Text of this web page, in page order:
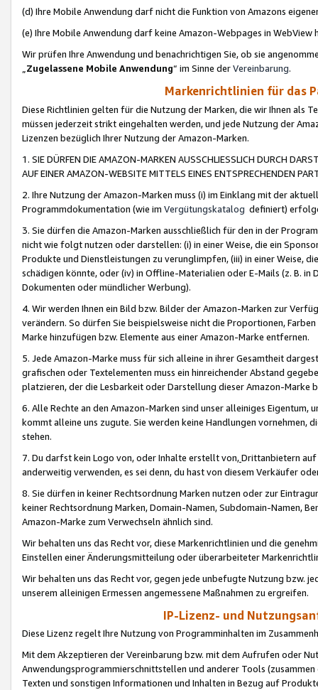
(d) Ihre Mobile Anwendung darf nicht die Funktion von Amazons
(e) Ihre Mobile Anwendung darf keine Amazon-Webpages in WebView
Wir prüfen Ihre Anwendung und benachrichtigen Sie, ob sie
„Zugelassene Mobile Anwendung“ im Sinne derVereinbarung.
Markenrichtlinien für das
Diese Richtlinien gelten für die Nutzung der Marken, die wir Ihnen als
müssen jederzeit strikt eingehalten werden, und jede Nutzung der
Lizenzen bezüglich Ihrer Nutzung der Amazon-Marken.
1. SIE DÜRFEN DIE AMAZON-MARKEN AUSSCHLIESSLICH DURCH
AUF EINER AMAZON-WEBSITE MITTELS EINES ENTSPRECHENDEN
2. Ihre Nutzung der Amazon-Marken muss (i) im Einklang mit der
Programmdokumentation (wie im Vergütungskatalog definiert)
3. Sie dürfen die Amazon-Marken ausschließlich für den in der
nicht wie folgt nutzen oder darstellen: (i) in einer Weise, die ein
Produkte und Dienstleistungen zu verunglimpfen, (iii) in einer Weise,
schädigen könnte, oder (iv) in Offline-Materialien oder E-Mails (z. B. in
Dokumenten oder mündlicher Werbung).
4. Wir werden Ihnen ein Bild bzw. Bilder der Amazon-Marken zur
verändern. So dürfen Sie beispielsweise nicht die Proportionen,
Marke hinzufügen bzw. Elemente aus einer Amazon-Marke entfernen.
5. Jede Amazon-Marke muss für sich alleine in ihrer Gesamtheit
grafischen oder Textelementen muss ein hinreichender Abstand
platzieren, der die Lesbarkeit oder Darstellung dieser Amazon-Marke
6. Alle Rechte an den Amazon-Marken sind unser alleiniges
kommt alleine uns zugute. Sie werden keine Handlungen vornehmen,
stehen.
7. Du darfst kein Logo von, oder Inhalte erstellt von,Drittanbietern auf
anderweitig verwenden, es sei denn, du hast von diesem Verkäufer
8. Sie dürfen in keiner Rechtsordnung Marken nutzen oder zur
keiner Rechtsordnung Marken, Domain-Namen, Subdomain-Namen,
Amazon-Marke zum Verwechseln ähnlich sind.
Wir behalten uns das Recht vor, diese Markenrichtlinien und die
Einstellen einer Änderungsmitteilung oder überarbeiteter
Wir behalten uns das Recht vor, gegen jede unbefugte Nutzung bzw.
unserem alleinigen Ermessen angemessene Maßnahmen zu ergreifen.
IP-Lizenz- und
Diese Lizenz regelt Ihre Nutzung von Programminhalten im
Mit dem Akzeptieren der Vereinbarung bzw. mit dem Aufrufen oder
Anwendungsprogrammierschnittstellen und anderer Tools (zusammen
Texten und sonstigen Informationen und Inhalten in Bezug auf